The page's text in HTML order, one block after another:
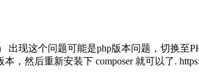
出现这个问题可能是php版本问题，切换
，然后重新安装下 composer 就可以了.